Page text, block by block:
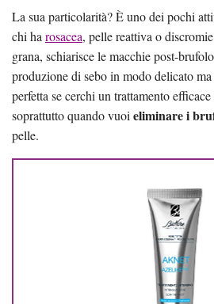
La sua particolarità? È uno dei pochi
chi ha rosacea, pelle reattiva o
grana, schiarisce le macchie post-
produzione di sebo in modo delicato ma
perfetta se cerchi un trattamento
soprattutto quando vuoi eliminare i
pelle.